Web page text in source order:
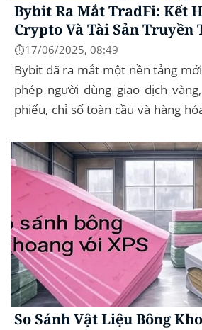
Bybit Ra Mắt TradFi: Kết
Crypto Và Tài Sản Truyền
⏱️17/06/2025, 08:49
Bybit đã ra mắt một nền tảng
phép người dùng giao dịch
phiếu, chỉ số toàn cầu và hàng
So Sánh Vật Liệu Bông